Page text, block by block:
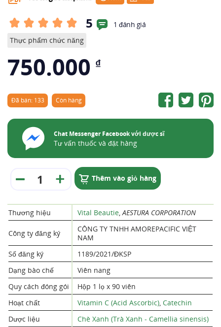
5
1 đánh giá
Thực phẩm chức năng
750.000 ₫
Đã bán: 133 Còn hàng
Chat Messenger Facebook với dược sĩ
Tư vấn thuốc và đặt hàng
Thêm vào giỏ hàng
Thương hiệu Vital Beautie,AESTURA CORPORATION
Công ty đăng ký
CÔNG TY TNHH AMOREPACIFIC VIỆT
NAM
Số đăng ký
1189/2021/ĐKSP
Dạng bào chế
Viên nang
Quy cách đóng gói
Hộp 1 lọ x 90 viên
Hoạt chất
Vitamin C (Acid Ascorbic), Catechin
Dược liệu
Chè Xanh (Trà Xanh - Camellia sinensis)